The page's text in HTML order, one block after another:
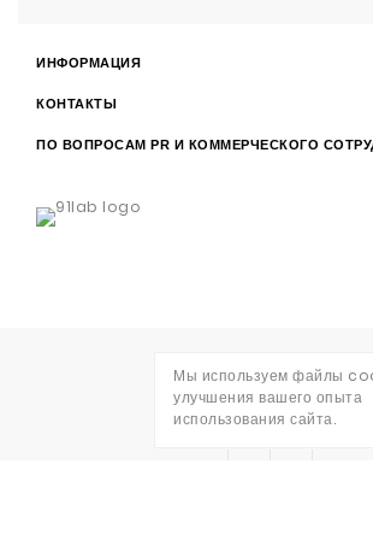
ИНФОРМАЦИЯ
КОНТАКТЫ
ПО ВОПРОСАМ PR И КОММЕРЧЕСКОГО
РазработкаWAVE AGENCY
RITO © 2026
Мы используем файлы
улучшения вашего опыта
использования сайта.